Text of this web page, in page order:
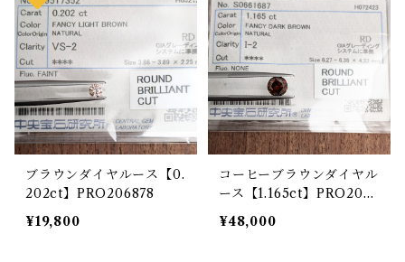
ブラウンダイヤルース【0.
202ct】PRO206878
¥19,800
コーヒーブラウンダイヤル
ース【1.165ct】PRO206
689
¥48,000